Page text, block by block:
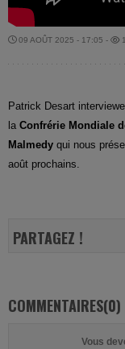
09 AOÛT 2025 - 17:05 -
Patrick Desart
la Confrérie Mondiale
Malmedy qui nous
août prochains.
PARTAGEZ !
COMMENTAIRES(0)
Vous